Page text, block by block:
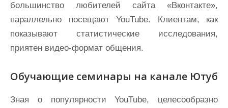
большинство любителей сайта «Вконтакте»,
параллельно посещают YouTube. Клиентам, как
показывают статистические исследования,
приятен видео-формат общения.
Обучающие семинары на канале Ютуб
Зная о популярности YouTube, целесообразно